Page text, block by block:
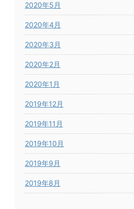
2020年5月
2020年4月
2020年3月
2020年2月
2020年1月
2019年12月
2019年11月
2019年10月
2019年9月
2019年8月